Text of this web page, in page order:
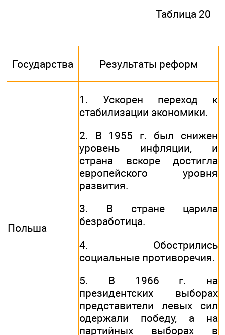
Таблица 20
Государства Результаты реформ
Польша
1. Ускорен переход к
стабилизации экономики.
2. В 1955 г. был снижен
уровень инфляции, и
страна вскоре достигла
европейского уровня
развития.
3. В стране царила
безработица.
4. Обострились
социальные противоречия.
5. В 1966 г. на
президентских выборах
представители левых сил
одержали победу, а на
партийных выборах в